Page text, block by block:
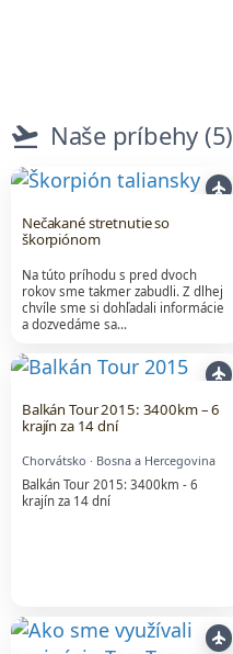
flight_takeoff Naše príbehy (5)
flight
Nečakané stretnutie so
škorpiónom
Na túto príhodu s pred dvoch
rokov sme takmer zabudli. Z dlhej
chvíle sme si dohľadali informácie
a dozvedáme sa…
flight
Balkán Tour 2015: 3400km – 6
krajín za 14 dní
Chorvátsko · Bosna a Hercegovina
Balkán Tour 2015: 3400km - 6
krajín za 14 dní
flight